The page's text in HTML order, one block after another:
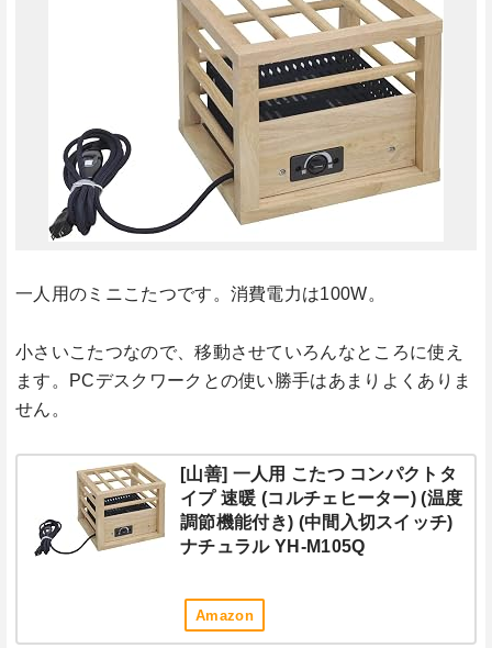
一人用のミニこたつです。消費電力は100W。
小さいこたつなので、移動させていろんなところに使え
ます。PCデスクワークとの使い勝手はあまりよくありま
せん。
[山善] 一人用 こたつ コンパクトタ
イプ 速暖 (コルチェヒーター) (温度
調節機能付き) (中間入切スイッチ)
ナチュラル YH-M105Q
Amazon